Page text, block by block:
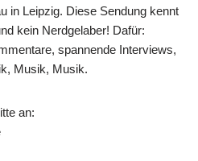
in Leipzig. Diese Sendung kennt
kein Nerdgelaber! Dafür:
spannende Interviews,
Musik, Musik.
an: